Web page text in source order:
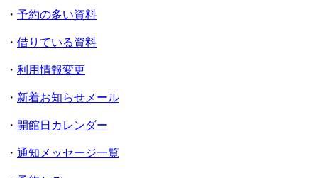
・ 予約の多い資料
・ 借りている資料
・ 利用情報変更
・ 新着お知らせメール
・ 開館日カレンダー
・ 通知メッセージ一覧